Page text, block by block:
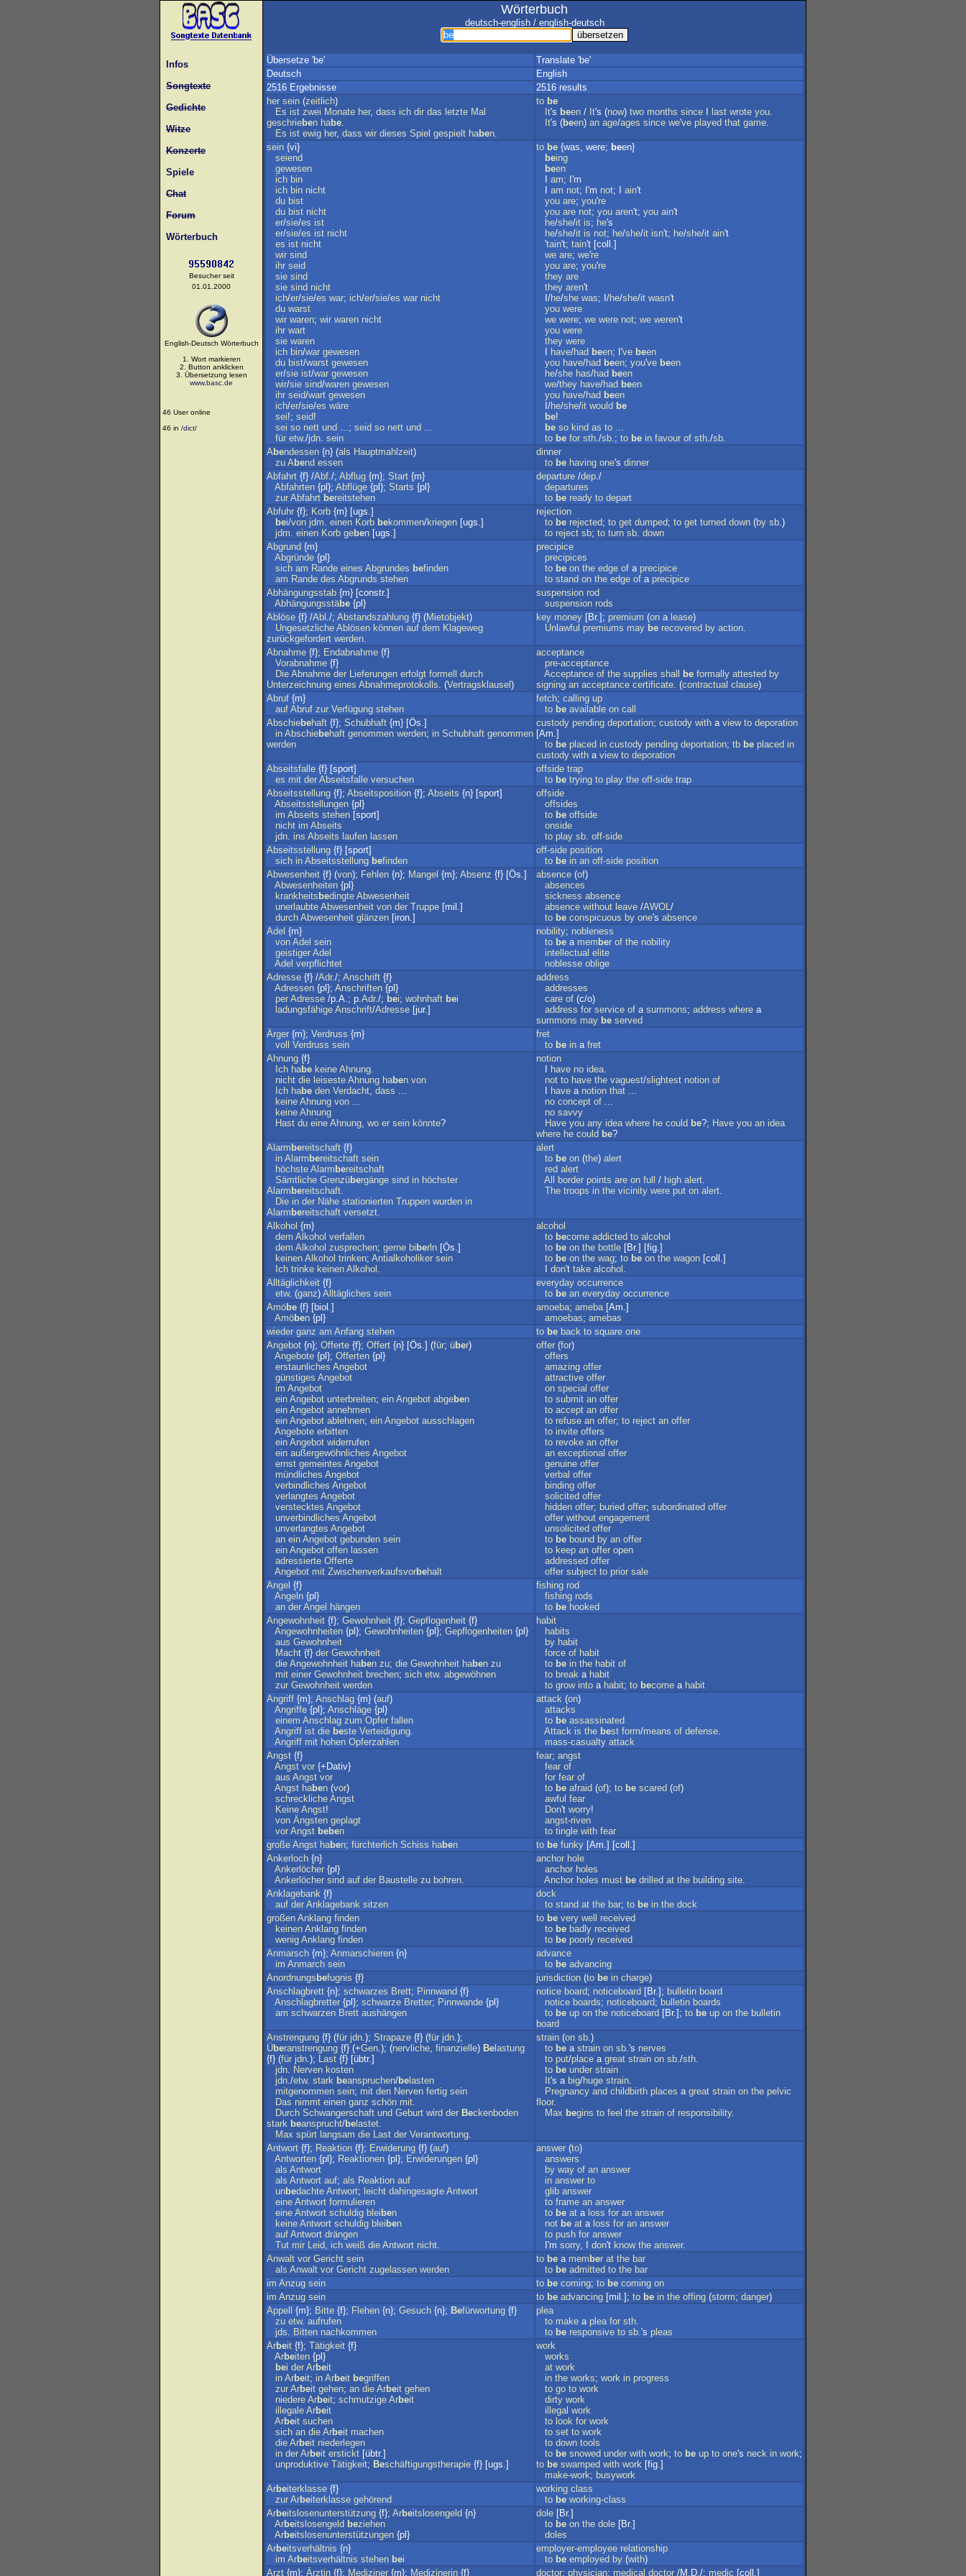
Infos
Songtexte
Gedichte
Witze
Konzerte
Spiele
Chat
Forum
Wörterbuch
Besucher seit
01.01.2000
English-Deutsch Wörterbuch
1. Wort markieren
2. Button anklicken
3. Übersetzung lesen
www.basc.de
46 User online
46 in /dict/
Wörterbuch
deutsch-english / english-deutsch
Übersetze 'be'
Translate 'be'
Deutsch
English
2516 Ergebnisse
2516 results
her sein (zeitlich)
Es ist zwei Monate her, dass ich dir das letzte Mal
geschrieben habe.
Es ist ewig her, dass wir dieses Spiel gespielt haben.
to be
It's been / It's (now) two months since last wrote you.
It's (been) an age/ages since we've played that game.
sein {vi}
seiend
gewesen
ich bin
ich bin nicht
du bist
du bist nicht
er/sie/es ist
er/sie/es ist nicht
es ist nicht
wir sind
ihr seid
sie sind
sie sind nicht
ich/er/sie/es war; ich/er/sie/es war nicht
du warst
wir waren; wir waren nicht
ihr wart
sie waren
ich bin/war gewesen
du bist/warst gewesen
er/sie ist/war gewesen
wir/sie sind/waren gewesen
ihr seid/wart gewesen
ich/er/sie/es wäre
sei!; seid!
sei so nett und ...; seid so nett und ...
für etw./jdn. sein
to be {was, were; been}
being
been
am; I'm
am not; I'm not; I ain't
you are; you're
you are not; you aren't; you ain't
he/she/it is; he's
he/she/it is not; he/she/it isn't; he/she/it ain't
'tain't; tain't [coll.]
we are; we're
you are; you're
they are
they aren't
I/he/she was; I/he/she/it wasn't
you were
we were; we were not; we weren't
you were
they were
have/had been; I've been
you have/had been; you've been
he/she has/had been
we/they have/had been
you have/had been
I/he/she/it would be
be!
be so kind as to ...
to be for sth./sb.; to be in favour of sth./sb.
Abendessen {n} (als Hauptmahlzeit)
zu Abend essen
dinner
to be having one's dinner
Abfahrt {f} /Abf./; Abflug {m}; Start {m}
Abfahrten {pl}; Abflüge {pl}; Starts {pl}
zur Abfahrt bereitstehen
departure /dep./
departures
to be ready to depart
Abfuhr {f}; Korb {m} [ugs.]
bei/von jdm. einen Korb bekommen/kriegen [ugs.]
jdm. einen Korb geben [ugs.]
rejection
to be rejected; to get dumped; to get turned down (by sb.)
to reject sb; to turn sb. down
Abgrund {m}
Abgründe {pl}
sich am Rande eines Abgrundes befinden
am Rande des Abgrunds stehen
precipice
precipices
to be on the edge of a precipice
to stand on the edge of a precipice
Abhängungsstab {m} [constr.]
Abhängungsstäbe {pl}
suspension rod
suspension rods
Ablöse {f} /Abl ./; Abstandszahlung {f} (Mietobjekt)
Ungesetzliche Ablösen können auf dem Klageweg
zurückgefordert werden.
key money [Br.]; premium (on a lease)
Unlawful premiums may be recovered by action.
Abnahme {f}; Endabnahme {f}
Vorabnahme {f}
Die Abnahme der Lieferungen erfolgt formell
durch
Unterzeichnung eines Abnahmeprotokolls. (Vertragsklausel )
acceptance
pre-acceptance
Acceptance of the supplies shall be formally attested by
signing an acceptance certificate. (contractual clause)
Abruf {m}
auf Abruf zur Verfügung stehen
fetch; calling up
to be available on call
Abschiebehaft {f}; Schubhaft {m} [Ös.]
in Abschiebehaft genommen werden; in Schubhaft genommen
werden
custody pending deportation; custody with a view to deporation
[Am.]
to be placed in custody pending deportation; tb be placed in
custody with a view to deporation
Abseitsfalle {f} [sport]
es mit der Abseitsfalle versuchen
offside trap
to be trying to play the off-side trap
Abseitsstellung {f}; Abseitsposition {f}; Abseits {n} [sport]
Abseitsstellungen {pl}
im Abseits stehen [sport]
nicht im Abseits
jdn. ins Abseits laufen lassen
offside
offsides
to be offside
onside
to play sb. off-side
Abseitsstellung {f} [sport]
sich in Abseitsstellung befinden
off-side position
to be in an off-side position
Abwesenheit {f} (von); Fehlen {n}; Mangel {m}; Absenz {f} [Ös.]
Abwesenheiten {pl}
krankheits bedingte Abwesenheit
unerlaubte Abwesenheit von der Truppe [mil.]
durch Abwesenheit glänzen [iron.]
absence (of)
absences
sickness absence
absence without leave /AWOL/
to be conspicuous by one's absence
Adel {m}
von Adel sein
geistiger Adel
Adel verpflichtet
nobility; nobleness
to be a mem ber of the nobility
intellectual elite
noblesse oblige
Adresse {f} /Adr./; Anschrift {f}
Adressen {pl}; Anschriften {pl}
per Adresse /p.A.; p.Adr./; bei; wohnhaft bei
ladungsfähige Anschrift/Adresse [jur.]
address
addresses
care of (c/o)
address for service of a summons; address where a
summons may be served
Ärger {m}; Verdruss {m}
voll
Verdruss sein
fret
to be in a fret
Ahnung {f}
Ich habe keine Ahnung.
nicht die leiseste Ahnung haben von
Ich habe den Verdacht, dass ...
keine Ahnung von ...
keine Ahnung
Hast du eine Ahnung, wo er sein könnte?
notion
have no idea.
not to have the vaguest/slightest notion of
have a notion that ...
no concept of ...
no savvy
Have you any idea where he could be?; Have you an idea
where he could be?
Alarm bereitschaft {f}
in Alarm bereitschaft sein
höchste Alarm bereitschaft
Sämtliche Grenzübergänge sind in höchster
Alarm bereitschaft.
Die in der Nähe stationierten Truppen wurden in
Alarm bereitschaft versetzt.
alert
to be on (the) alert
red alert
All
border points are on full / high alert.
The troops in the vicinity were put on alert.
Alkohol {m}
dem Alkohol verfallen
dem Alkohol zusprechen; gerne bi berln [Ös.]
keinen Alkohol trinken; Antialkoholiker sein
Ich trinke keinen Alkohol .
alcohol
to become addicted to alcohol
to be on the bottle [Br.] [fig.]
to be on the wag; to be on the wagon [coll.]
don't take alcohol .
Alltäglichkeit {f}
etw. (ganz) Alltägliches sein
everyday occurrence
to be an everyday occurrence
Amöbe {f} [biol.]
Amöben {pl}
amoeba; ameba[Am.]
amoebas; amebas
wieder ganz am Anfang stehen to be back to square one
Angebot {n}; Offerte {f}; Offert {n} [Ös.] (für; über)
Angebote {pl}; Offerten {pl}
erstaunliches Angebot
günstiges Angebot
im Angebot
ein Angebot unterbreiten; ein Angebot abgeben
ein Angebot annehmen
ein Angebot ablehnen; ein Angebot ausschlagen
Angebote erbitten
ein Angebot widerrufen
ein außergewöhnliches Angebot
ernst gemeintes Angebot
mündliches Angebot
verbindliches Angebot
verlangtes Angebot
verstecktes Angebot
unverbindliches Angebot
unverlangtes Angebot
an ein Angebot gebunden sein
ein Angebot offen lassen
adressierte Offerte
Angebot mit Zwischenverkaufsvorbehalt
offer (for)
offers
amazing offer
attractive offer
on special offer
to submit an offer
to accept an offer
to refuse an offer; to reject an offer
to invite offers
to revoke an offer
an exceptional offer
genuine offer
verbal offer
binding offer
solicited offer
hidden offer; buried offer; subordinated offer
offer without engagement
unsolicited offer
to be bound by an offer
to keep an offer open
addressed offer
offer subject to prior sale
Angel {f}
Angeln {pl}
an der Angel hängen
fishing rod
fishing rods
to be hooked
Angewohnheit {f}; Gewohnheit {f}; Gepflogenheit {f}
Angewohnheiten {pl}; Gewohnheiten {pl}; Gepflogenheiten {pl}
aus Gewohnheit
Macht {f} der Gewohnheit
die Angewohnheit haben zu; die Gewohnheit haben zu
mit einer Gewohnheit brechen; sich etw. abgewöhnen
zur Gewohnheit werden
habit
habits
by habit
force of habit
to be in the habit of
to break a habit
to grow into a habit; to become a habit
Angriff {m}; Anschlag {m} (auf)
Angriffe {pl}; Anschläge {pl}
einem Anschlag zum Opfer fallen
Angriff ist die beste Verteidigung.
Angriff mit hohen Opferzahlen
attack (on)
attacks
to be assassinated
Attack is the best form/means of defense.
mass-casualty attack
Angst {f}
Angst vor {+Dativ}
aus Angst vor
Angst haben (vor)
schreckliche Angst
Keine Angst!
von Ängsten geplagt
vor Angst beben
fear; angst
fear of
for fear of
to be afraid (of); to be scared (of)
awful fear
Don't worry!
angst-riven
to tingle with fear
große Angst haben; fürchterlich Schiss haben to be funky [Am.] [coll.]
Ankerloch {n}
Ankerlöcher {pl}
Ankerlöcher sind auf der Baustelle zu bohren.
anchor hole
anchor holes
Anchor holes must be drilled at the building site.
Anklagebank {f}
auf der Anklagebank sitzen
dock
to stand at the bar; to be in the dock
großen Anklang finden
keinen Anklang finden
wenig Anklang finden
to be very well
received
to be badly received
to be poorly received
Anmarsch {m}; Anmarschieren {n}
im Anmarch sein
advance
to be advancing
Anordnungs befugnis {f} jurisdiction (to be in charge)
Anschlagbrett {n}; schwarzes Brett; Pinnwand {f}
Anschlagbretter {pl}; schwarze Bretter; Pinnwande {pl}
am schwarzen Brett aushängen
notice board; noticeboard [Br.]; bulletin board
notice boards; noticeboard; bulletin boards
to be up on the noticeboard [Br.]; to be up on the bulletin
board
Anstrengung {f} (für jdn.); Strapaze {f} (für jdn.);
Überanstrengung {f} (+Gen.); (nervliche, finanzielle) Be lastung
{f} (für jdn.); Last {f} [übtr.]
jdn. Nerven kosten
jdn./etw. stark beanspruchen/be lasten
mitgenommen sein; mit den Nerven fertig sein
Das nimmt einen ganz schön mit.
Durch Schwangerschaft und Geburt wird der Beckenboden
stark beansprucht/be lastet.
Max spürt langsam die Last der Verantwortung.
strain (on sb.)
to be a strain on sb.'s nerves
to put/place a great strain on sb./sth.
to be under strain
It's a big/huge strain.
Pregnancy and childbirth places a great strain on the pelvic
floor.
Max begins to feel the strain of responsibility.
Antwort {f}; Reaktion {f}; Erwiderung {f} (auf)
Antworten {pl}; Reaktionen {pl}; Erwiderungen {pl}
als Antwort
als Antwort auf; als Reaktion auf
unbedachte Antwort; leicht dahingesagte Antwort
eine Antwort formulieren
eine Antwort schuldig blei ben
keine Antwort schuldig blei ben
auf Antwort drängen
Tut mir Leid, ich weiß die Antwort nicht.
answer (to)
answers
by way of an answer
in answer to
glib answer
to frame an answer
to be at a loss for an answer
not be at a loss for an answer
to push for answer
I'm sorry, I don't know the answer.
Anwalt vor Gericht sein
als Anwalt vor Gericht zugelassen werden
to be a mem ber at the bar
to be admitted to the bar
im Anzug sein to be coming; to be coming on
im Anzug sein to be advancing [mil.]; to be in the offing (storm; danger)
Appell
{m}; Bitte {f}; Flehen {n}; Gesuch {n}; Befürwortung {f}
zu etw. aufrufen
jds. Bitten nachkommen
plea
to make a plea for sth.
to be responsive to sb.'s pleas
Arbeit {f}; Tätigkeit {f}
Arbeiten {pl}
bei der Arbeit
in Arbeit; in Arbeit begriffen
zur Arbeit gehen; an die Arbeit gehen
niedere Arbeit; schmutzige Arbeit
illegale Arbeit
Arbeit suchen
sich an die Arbeit machen
die Arbeit niederlegen
in der Arbeit erstickt [übtr.]
unproduktive Tätigkeit; Beschäftigungstherapie {f} [ugs.]
work
works
at work
in the works; work in progress
to go to work
dirty work
illegal work
to look for work
to set to work
to down tools
to be snowed under with work; to be up to one's neck in work;
to be swamped with work [fig.]
make-work; busywork
Arbeiterklasse {f}
zur Arbeiterklasse gehörend
working class
to be working-class
Arbeitslosenunterstützung {f}; Arbeitslosengeld {n}
Arbeitslosengeld beziehen
Arbeitslosenunterstützungen {pl}
dole [Br.]
to be on the dole [Br.]
doles
Arbeitsverhältnis {n}
im Arbeitsverhältnis stehen bei
employer-employee relationship
to be employed by (with)
Arzt {m}; Ärztin {f}; Mediziner {m}; Medizinerin {f} doctor; physician; medical doctor /M.D./; medic [coll.]